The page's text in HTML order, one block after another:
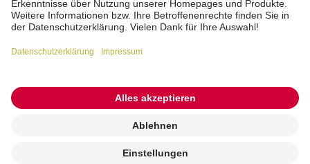
Barrierefreiheitserklärung
Vertrag widerrufen
© 2026 ROSENGARTEN-Tierbestattung